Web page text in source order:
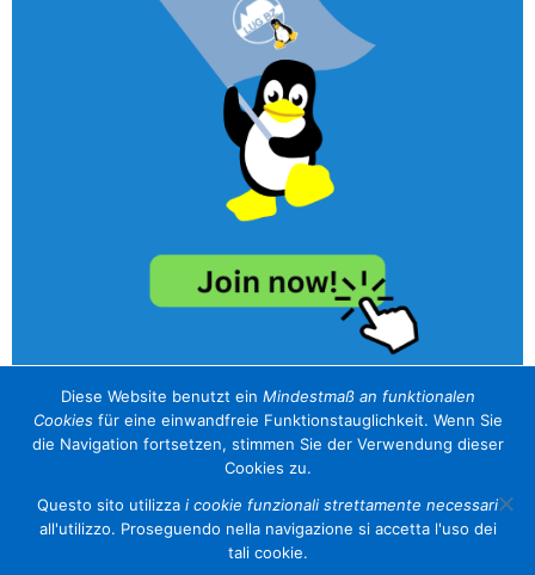
unser Sponsor / il nostro sponsor
Diese Website benutzt ein Mindestmaß an funktionalen
Cookiesfür eine einwandfreie Funktionstauglichkeit. Wenn Sie
die Navigation fortsetzen, stimmen Sie der Verwendung dieser
Cookies zu.
Questo sito utilizza i cookie funzionali strettamente necessari
all'utilizzo. Proseguendo nella navigazione si accetta l'uso dei
tali cookie.